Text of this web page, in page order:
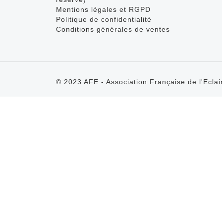
Mentions légales et RGPD
Politique de confidentialité
Conditions générales de ventes
© 2023 AFE - Association Française de